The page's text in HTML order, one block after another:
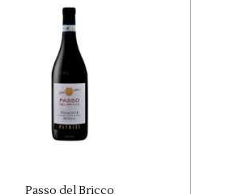
FAVORIETEN
RODE WIJNEN
neus een intens bouquet,
geuren van viooltjes en
die doen denken aan
Passo del Bricco